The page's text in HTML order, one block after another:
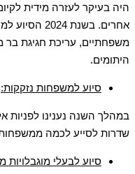
היה בעיקר לעזרה מידית
אחרים. בשנת
משפחתיים, עריכת חגיגת בר
היתומים.
סיוע למשפחות נזקקות:
במהלך השנה נענינו לפניות
שדרות לסייע לכמה
סיוע לבעלי